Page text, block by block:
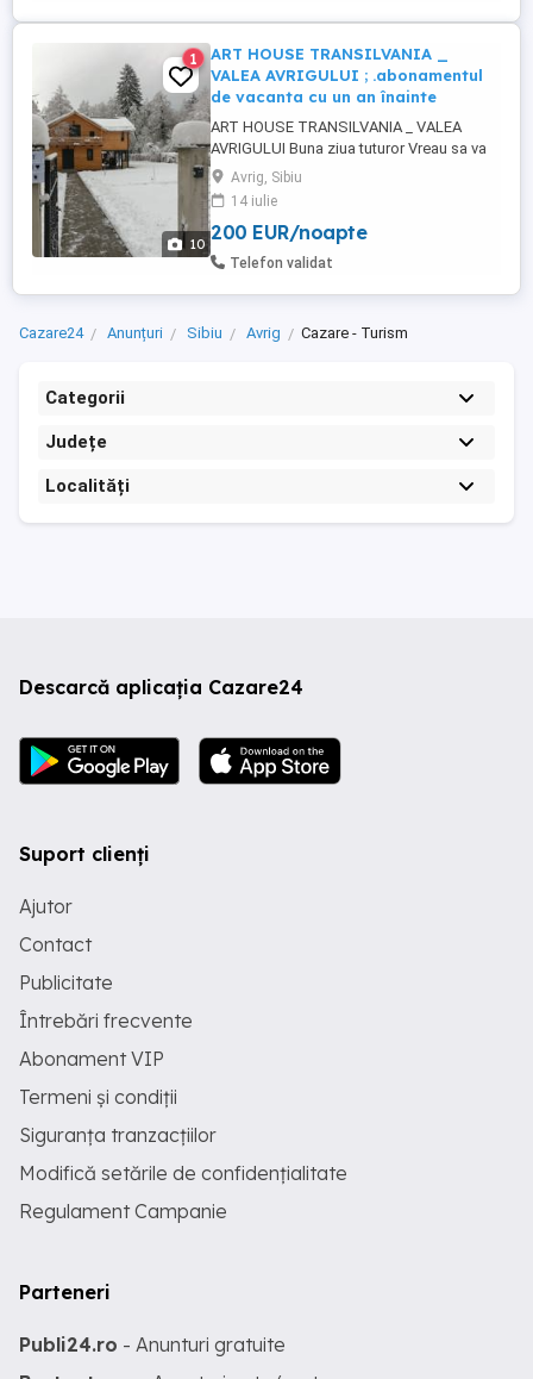
10
1
ART HOUSE TRANSILVANIA _
VALEA AVRIGULUI ; .abonamentul
de vacanta cu un an înainte
ART HOUSE TRANSILVANIA _ VALEA
AVRIGULUI Buna ziua tuturor Vreau sa va
anunț, că începând cu 1 Sept 2024 ,
implementam un sistem nou pt Romania ,
și anume ...abonamentul de vacanta cu un
an înainte Ce inseamna asta ? Asta
înseamnă că dvst puteți să vă alegeți o
Avrig, Sibiu
14 iulie
200 EUR/noapte
Telefon validat
Cazare24 Anunțuri Sibiu Avrig Cazare - Turism
Categorii
Județe
Localități
Descarcă aplicația Cazare24
Suport clienți
Ajutor
Contact
Publicitate
Întrebări frecvente
Abonament VIP
Termeni și condiții
Siguranța tranzacțiilor
Modifică setările de confidențialitate
Regulament Campanie
Parteneri
Publi24.ro - Anunturi gratuite